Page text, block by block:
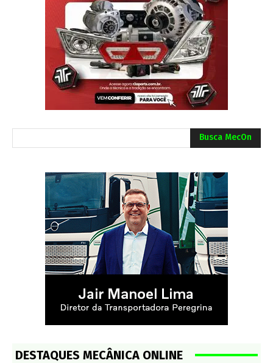
Busca MecOn
DESTAQUES MECÂNICA ONLINE